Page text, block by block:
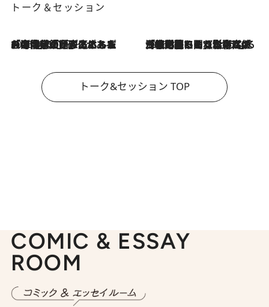
トーク＆セッション
2026.8.3
「今後値上げがあるとすれば…」「リスクがあるのは今年の冬」エネルギー専門家が語る、ホルムズ海峡封鎖が家庭にもたらす“ある心配” 2026.8.3
「住宅建てられない…」「サーチャージ料の高値が続いている」ホルムズ海峡封鎖による影響はいつまで続く？《エネルギー専門家に聞く“どうなる日本の暮らし”》
トーク&セッション TOP
COMIC & ESSAY
ROOM